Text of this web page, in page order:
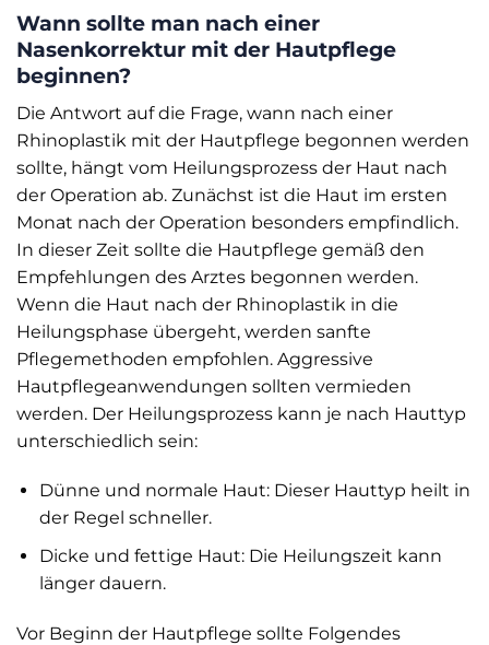
Wann sollte man nach einer
Nasenkorrektur mit der Hautpflege
beginnen?
Die Antwort auf die Frage, wann nach einer
Rhinoplastik mit der Hautpflege begonnen werden
sollte, hängt vom Heilungsprozess der Haut nach
der Operation ab. Zunächst ist die Haut im ersten
Monat nach der Operation besonders empfindlich.
In dieser Zeit sollte die Hautpflege gemäß den
Empfehlungen des Arztes begonnen werden.
Wenn die Haut nach der Rhinoplastik in die
Heilungsphase übergeht, werden sanfte
Pflegemethoden empfohlen. Aggressive
Hautpflegeanwendungen sollten vermieden
werden. Der Heilungsprozess kann je nach Hauttyp
unterschiedlich sein:
Dünne und normale Haut: Dieser Hauttyp heilt in
der Regel schneller.
Dicke und fettige Haut: Die Heilungszeit kann
länger dauern.
Vor Beginn der Hautpflege sollte Folgendes